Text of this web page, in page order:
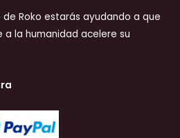
Roko estarás ayudando a que
la humanidad acelere su